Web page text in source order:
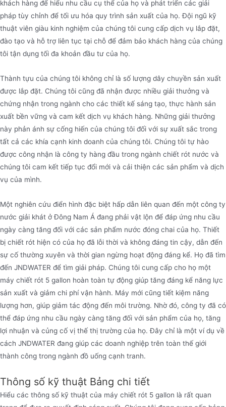
khách hàng để hiểu nhu cầu cụ thể của họ và phát triển các giải
pháp tùy chỉnh để tối ưu hóa quy trình sản xuất của họ. Đội ngũ kỹ
thuật viên giàu kinh nghiệm của chúng tôi cung cấp dịch vụ lắp đặt,
đào tạo và hỗ trợ liên tục tại chỗ để đảm bảo khách hàng của chúng
tôi tận dụng tối đa khoản đầu tư của họ.
Thành tựu của chúng tôi không chỉ là số lượng dây chuyền sản xuất
được lắp đặt. Chúng tôi cũng đã nhận được nhiều giải thưởng và
chứng nhận trong ngành cho các thiết kế sáng tạo, thực hành sản
xuất bền vững và cam kết dịch vụ khách hàng. Những giải thưởng
này phản ánh sự cống hiến của chúng tôi đối với sự xuất sắc trong
tất cả các khía cạnh kinh doanh của chúng tôi. Chúng tôi tự hào
được công nhận là công ty hàng đầu trong ngành chiết rót nước và
chúng tôi cam kết tiếp tục đổi mới và cải thiện các sản phẩm và dịch
vụ của mình.
Một nghiên cứu điển hình đặc biệt hấp dẫn liên quan đến một công ty
nước giải khát ở Đông Nam Á đang phải vật lộn để đáp ứng nhu cầu
ngày càng tăng đối với các sản phẩm nước đóng chai của họ. Thiết
bị chiết rót hiện có của họ đã lỗi thời và không đáng tin cậy, dẫn đến
sự cố thường xuyên và thời gian ngừng hoạt động đáng kể. Họ đã tìm
đến JNDWATER để tìm giải pháp. Chúng tôi cung cấp cho họ một
máy chiết rót 5 gallon hoàn toàn tự động giúp tăng đáng kể năng lực
sản xuất và giảm chi phí vận hành. Máy mới cũng tiết kiệm năng
lượng hơn, giúp giảm tác động đến môi trường. Nhờ đó, công ty đã có
thể đáp ứng nhu cầu ngày càng tăng đối với sản phẩm của họ, tăng
lợi nhuận và củng cố vị thế thị trường của họ. Đây chỉ là một ví dụ về
cách JNDWATER đang giúp các doanh nghiệp trên toàn thế giới
thành công trong ngành đồ uống cạnh tranh.
Thông số kỹ thuật Bảng chi tiết
Hiểu các thông số kỹ thuật của máy chiết rót 5 gallon là rất quan